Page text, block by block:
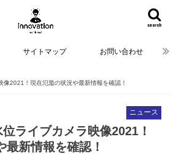
search
サイトマップ お問い合わせ
像2021！現在氾濫の状況や最新情報を確認！
ニュース
ライブカメラ映像2021！
新情報を確認！